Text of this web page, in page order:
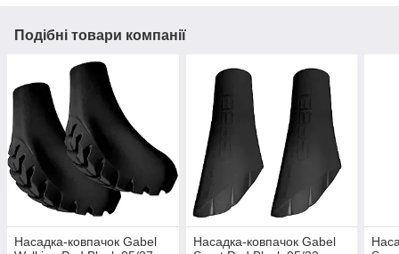
Подібні товари компанії
Насадка-ковпачок Gabel
Насадка-ковпачок Gabel